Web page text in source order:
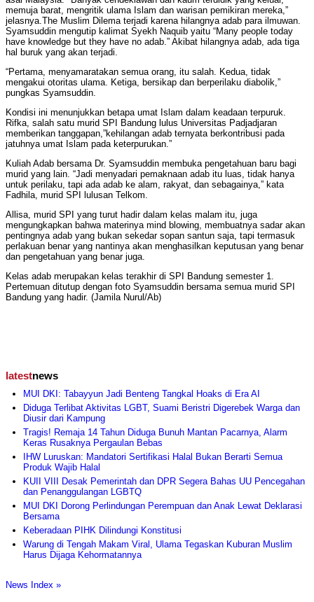
memuja barat, mengritik ulama Islam dan warisan pemikiran mereka,”
jelasnya.The Muslim Dilema terjadi karena hilangnya adab para ilmuwan.
Syamsuddin mengutip kalimat Syekh Naquib yaitu “Many people today
have knowledge but they have no adab.” Akibat hilangnya adab, ada tiga
hal buruk yang akan terjadi.
“Pertama, menyamaratakan semua orang, itu salah. Kedua, tidak
mengakui otoritas ulama. Ketiga, bersikap dan berperilaku diabolik,”
pungkas Syamsuddin.
Kondisi ini menunjukkan betapa umat Islam dalam keadaan terpuruk.
Rifka, salah satu murid SPI Bandung lulus Universitas Padjadjaran
memberikan tanggapan,”kehilangan adab ternyata berkontribusi pada
jatuhnya umat Islam pada keterpurukan.”
Kuliah Adab bersama Dr. Syamsuddin membuka pengetahuan baru bagi
murid yang lain. “Jadi menyadari pemaknaan adab itu luas, tidak hanya
untuk perilaku, tapi ada adab ke alam, rakyat, dan sebagainya,” kata
Fadhila, murid SPI lulusan Telkom.
Allisa, murid SPI yang turut hadir dalam kelas malam itu, juga
mengungkapkan bahwa materinya mind blowing, membuatnya sadar akan
pentingnya adab yang bukan sekedar sopan santun saja, tapi termasuk
perlakuan benar yang nantinya akan menghasilkan keputusan yang benar
dan pengetahuan yang benar juga.
Kelas adab merupakan kelas terakhir di SPI Bandung semester 1.
Pertemuan ditutup dengan foto Syamsuddin bersama semua murid SPI
Bandung yang hadir. (Jamila Nurul/Ab)
latestnews
MUI DKI: Tabayyun Jadi Benteng Tangkal Hoaks di Era AI
Diduga Terlibat Aktivitas LGBT, Suami Beristri Digerebek Warga dan
Diusir dari Kampung
Tragis! Remaja 14 Tahun Diduga Bunuh Mantan Pacarnya, Alarm
Keras Rusaknya Pergaulan Bebas
IHW Luruskan: Mandatori Sertifikasi Halal Bukan Berarti Semua
Produk Wajib Halal
KUII VIII Desak Pemerintah dan DPR Segera Bahas UU Pencegahan
dan Penanggulangan LGBTQ
MUI DKI Dorong Perlindungan Perempuan dan Anak Lewat Deklarasi
Bersama
Keberadaan PIHK Dilindungi Konstitusi
Warung di Tengah Makam Viral, Ulama Tegaskan Kuburan Muslim
Harus Dijaga Kehormatannya
News Index »